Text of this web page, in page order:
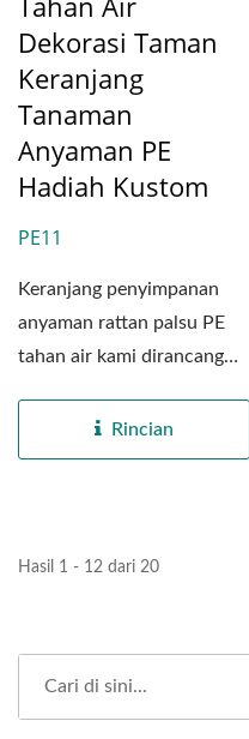
Dekorasi Taman
Keranjang
Tanaman
Anyaman PE
Hadiah Kustom
PE11
Keranjang penyimpanan
anyaman rattan palsu PE
tahan air kami dirancang
Rincian
Hasil 1 - 12 dari 20